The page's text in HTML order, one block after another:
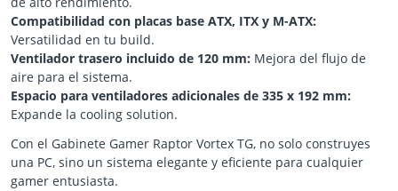
Compatibilidad con placas base ATX, ITX y M-ATX:
Versatilidad en tu build.
Ventilador trasero incluido de 120 mm: Mejora del flujo de
aire para el sistema.
Espacio para ventiladores adicionales de 335 x 192 mm:
Expande la cooling solution.
Con el Gabinete Gamer Raptor Vortex TG, no solo construyes
una PC, sino un sistema elegante y eficiente para cualquier
gamer entusiasta.